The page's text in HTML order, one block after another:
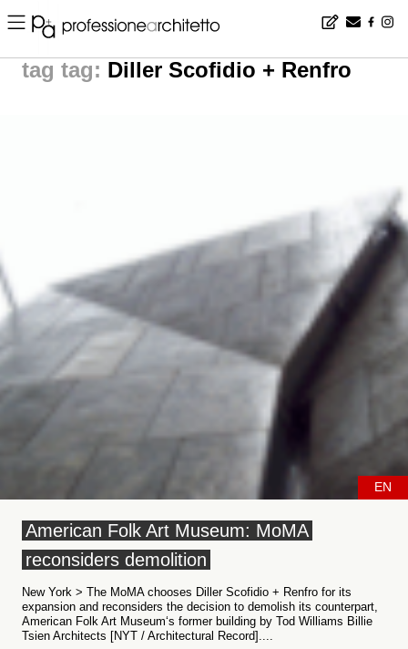
Home ▪ news ▪ tag: Diller Scofidio + Renfro | noticias arquitectura
tag: Diller Scofidio + Renfro
EN
American Folk Art Museum: MoMA
reconsiders demolition
New York > The MoMA chooses Diller Scofidio + Renfro for its
expansion and reconsiders the decision to demolish its counterpart,
American Folk Art Museum‘s former building by Tod Williams Billie
Tsien Architects [NYT / Architectural Record]....